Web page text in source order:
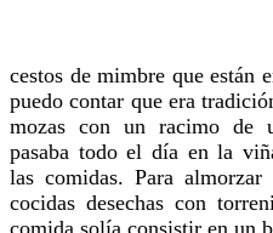
cestos de mimbre que están
puedo contar que era
mozas con un racimo de
pasaba todo el día en la
las comidas. Para
cocidas desechas con
comida solía consistir en un